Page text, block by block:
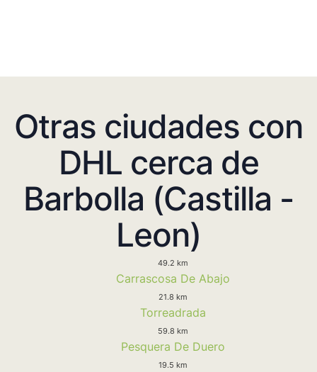
Otras ciudades con
DHL cerca de
Barbolla (Castilla -
Leon)
49.2 km
Carrascosa De Abajo
21.8 km
Torreadrada
59.8 km
Pesquera De Duero
19.5 km